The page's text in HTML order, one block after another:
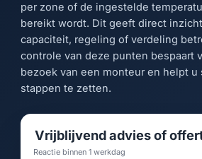
per zone of de ingestelde
bereikt wordt. Dit geeft direct
capaciteit, regeling of verdeling
controle van deze punten bespaart
bezoek van een monteur en helpt
stappen te zetten.
Vrijblijvend advies of
Reactie binnen 1 werkdag